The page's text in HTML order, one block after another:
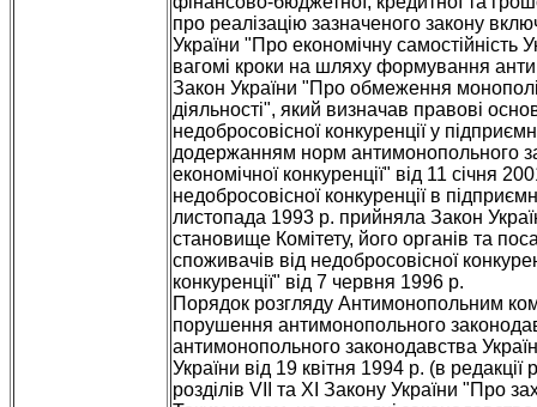
про реалізацію зазначеного закону
України "Про економічну
вагомі кроки на шляху формування
Закон України "Про обмеження
діяльності", який визначав правові
недобросовісної конкуренції у
додержанням норм антимонопольного
економічної конкуренції" від 11
недобросовісної конкуренції в
листопада 1993 р. прийняла Закон
становище Комітету, його органів та
споживачів від недобросовісної
конкуренції" від 7 червня 1996 р.
Порядок розгляду Антимонопольним
порушення антимонопольного
антимонопольного законодавства
України від 19 квітня 1994 р. (в
розділів VII та XI Закону України "Про